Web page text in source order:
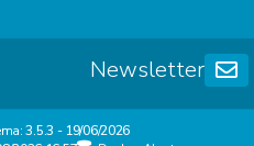
Newsletter
3.5.3 - 19/06/2026